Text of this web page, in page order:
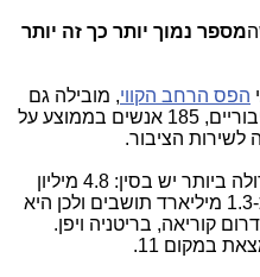
מספר נמוך יותר כך זה יותר
הפס הרחב הקווי, מובילה גם
בתחום פריסת שירותי ה-WiFi הציבוריים, 185 אנשים בממוצע על
כמות ה-Hotspot האבסולוטית הגדולה ביותר יש בסין: 4.8 מיליון
Hotspots ציבוריים, אבל בסין יש כ-1.3 מיליארד תושבים ולכן היא
קוריאה, בריטניה ויפן.
במקום 11.